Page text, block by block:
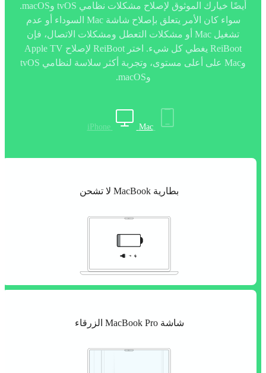
أيضًا خيارك الموثوق لإصلاح مشكلات نظامي tvOS وmacOS.
سواء كان الأمر يتعلق بإصلاح شاشة Mac السوداء أو عدم
تشغيل Mac أو مشكلات التعطل ومشكلات الاتصال، فإن
ReiBoot يغطي كل شيء. اختر ReiBoot لإصلاح Apple TV
وMac على أعلى مستوى، وتجربة أكثر سلاسة لنظامي tvOS
وmacOS.
iPhone Mac
بطارية MacBook لا تشحن
شاشة MacBook Pro الزرقاء